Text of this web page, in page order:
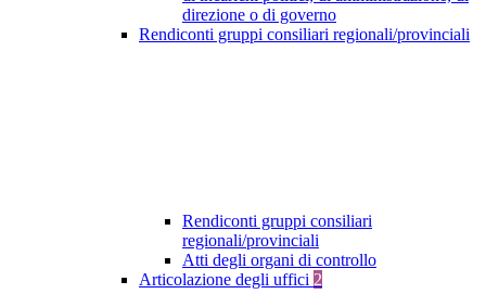
direzione o di governo
Rendiconti gruppi consiliari regionali/provinciali
Rendiconti gruppi consiliari
regionali/provinciali
Atti degli organi di controllo
Articolazione degli uffici 2